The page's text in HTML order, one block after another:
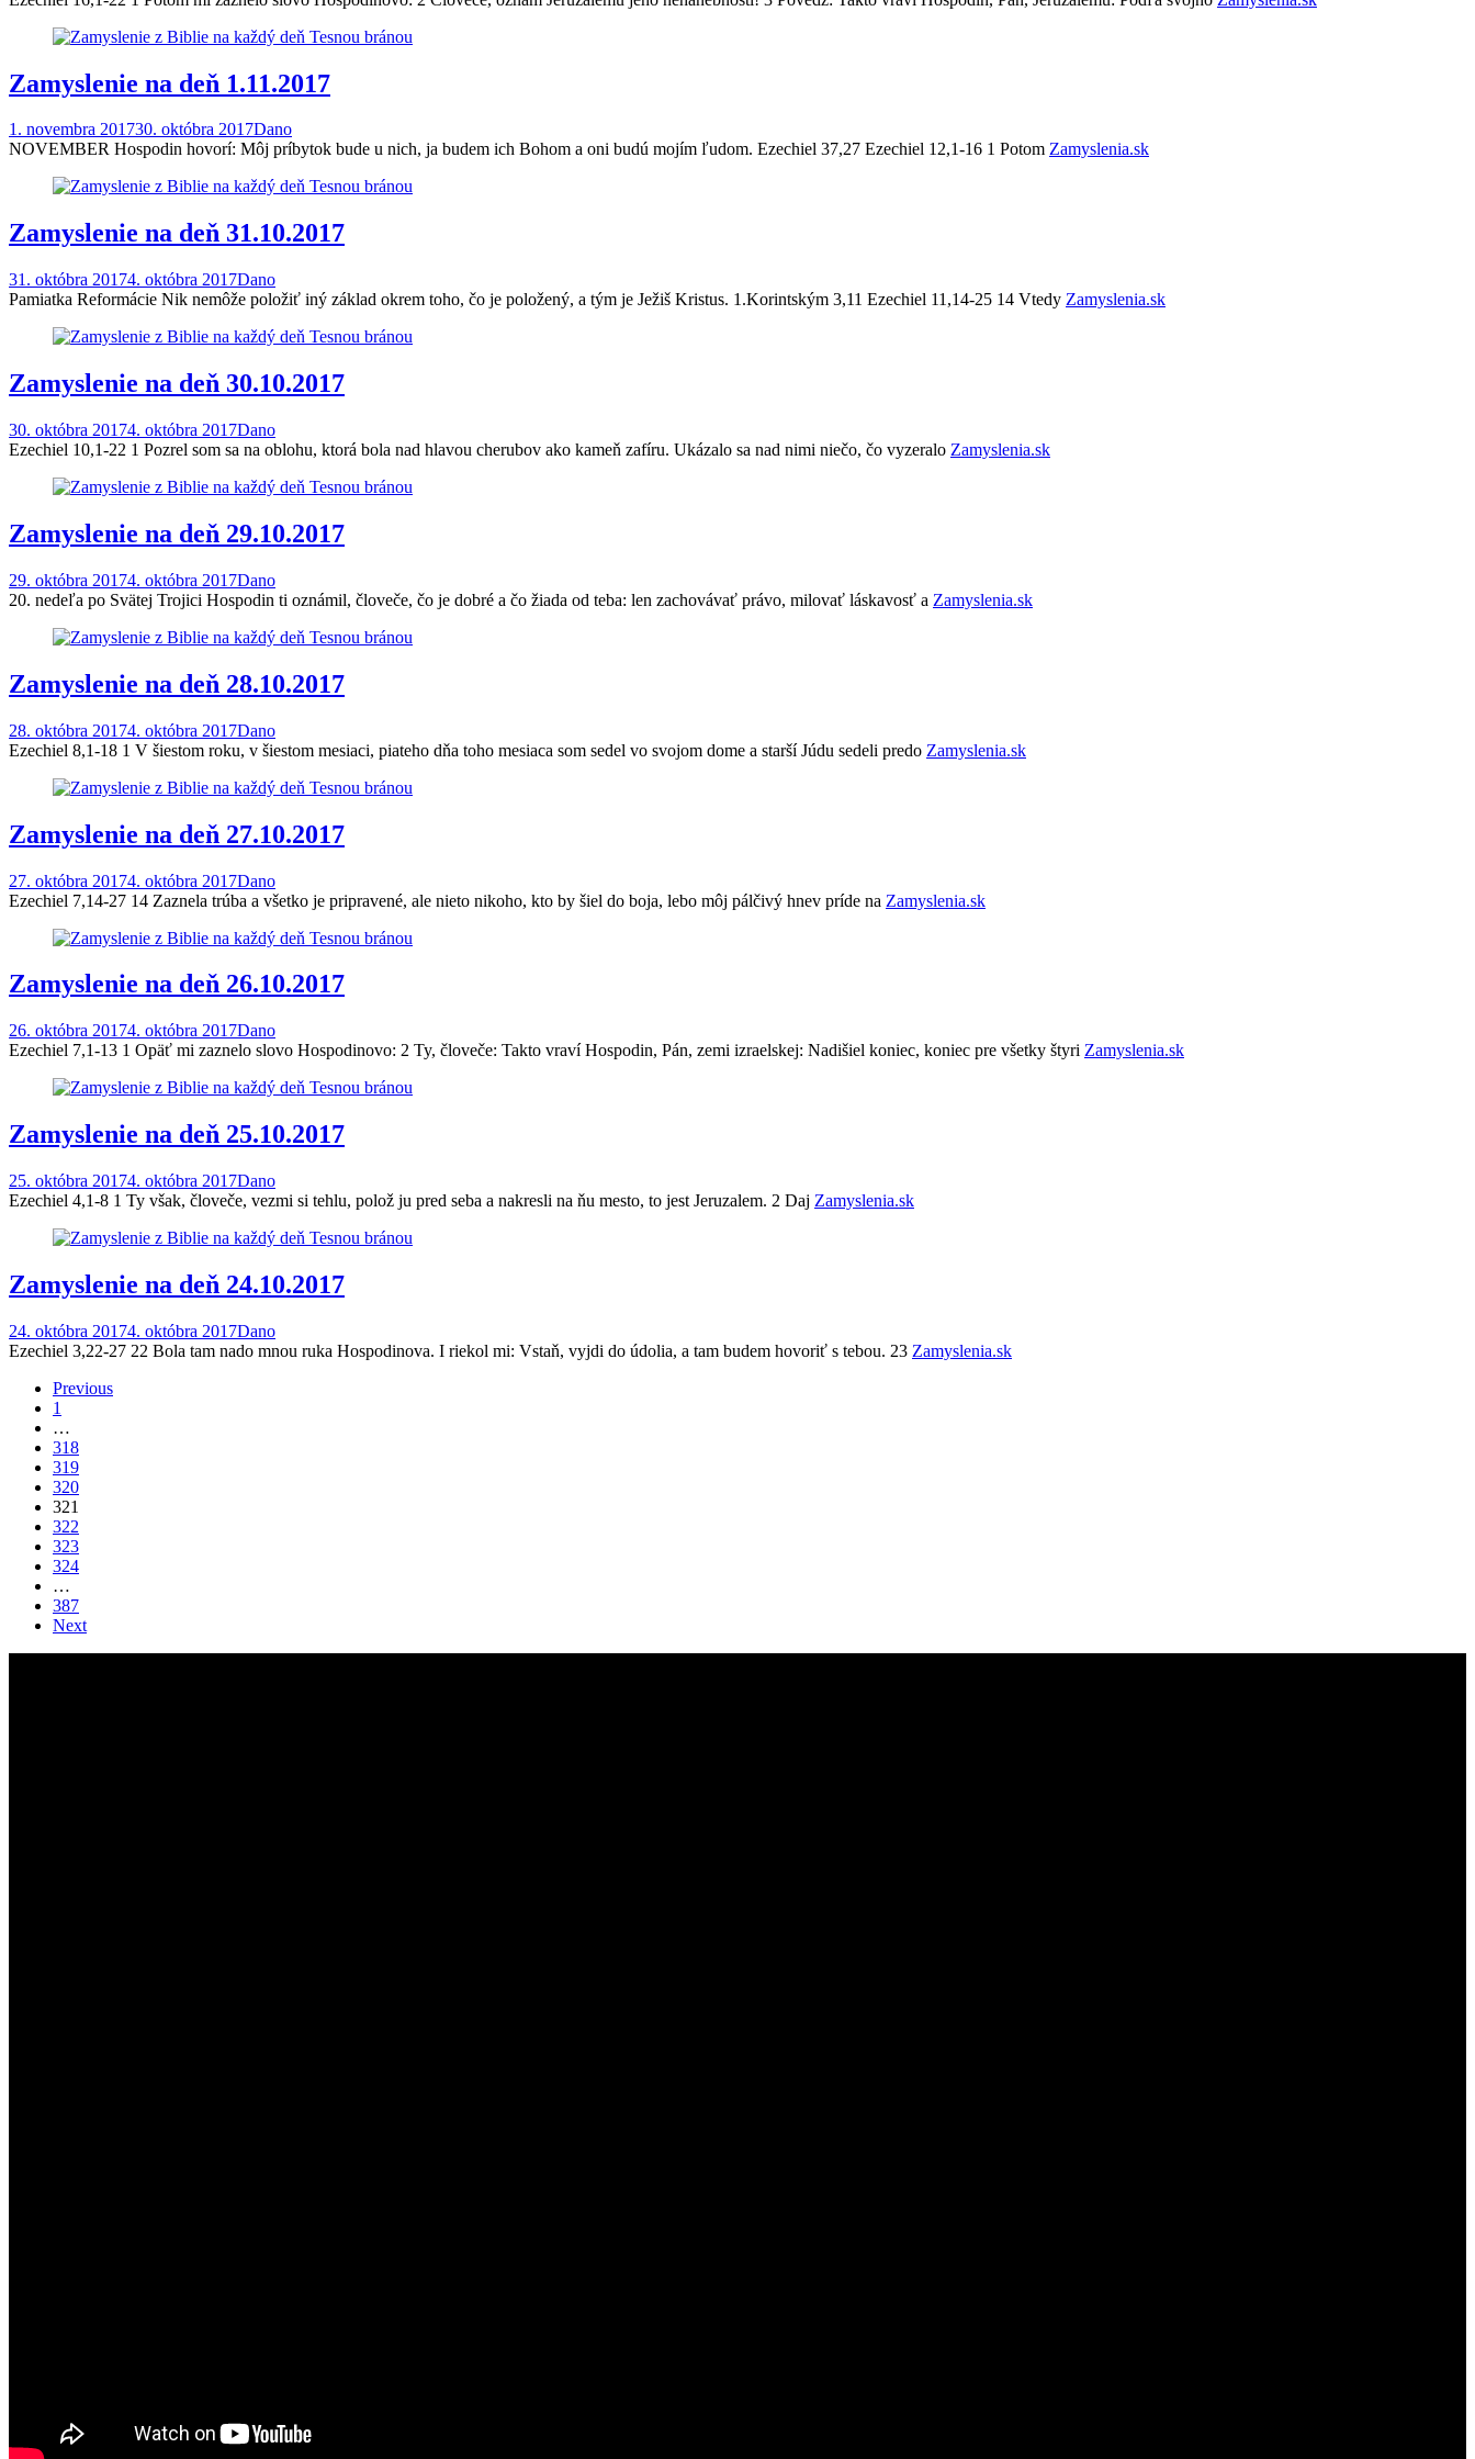
Zamyslenie na deň 1.11.2017
1. novembra 201730. októbra 2017Dano
NOVEMBER Hospodin hovorí: Môj príbytok bude u nich, ja budem ich Bohom a oni budú mojím ľudom. Ezechiel 37,27 Ezechiel 12,1-16 1 Potom Zamyslenia.sk
Zamyslenie na deň 31.10.2017
31. októbra 20174. októbra 2017Dano
Pamiatka Reformácie Nik nemôže položiť iný základ okrem toho, čo je položený, a tým je Ježiš Kristus. 1.Korintským 3,11 Ezechiel 11,14-25 14 Vtedy Zamyslenia.sk
Zamyslenie na deň 30.10.2017
30. októbra 20174. októbra 2017Dano
Ezechiel 10,1-22 1 Pozrel som sa na oblohu, ktorá bola nad hlavou cherubov ako kameň zafíru. Ukázalo sa nad nimi niečo, čo vyzeralo Zamyslenia.sk
Zamyslenie na deň 29.10.2017
29. októbra 20174. októbra 2017Dano
20. nedeľa po Svätej Trojici Hospodin ti oznámil, človeče, čo je dobré a čo žiada od teba: len zachovávať právo, milovať láskavosť a Zamyslenia.sk
Zamyslenie na deň 28.10.2017
28. októbra 20174. októbra 2017Dano
Ezechiel 8,1-18 1 V šiestom roku, v šiestom mesiaci, piateho dňa toho mesiaca som sedel vo svojom dome a starší Júdu sedeli predo Zamyslenia.sk
Zamyslenie na deň 27.10.2017
27. októbra 20174. októbra 2017Dano
Ezechiel 7,14-27 14 Zaznela trúba a všetko je pripravené, ale nieto nikoho, kto by šiel do boja, lebo môj pálčivý hnev príde na Zamyslenia.sk
Zamyslenie na deň 26.10.2017
26. októbra 20174. októbra 2017Dano
Ezechiel 7,1-13 1 Opäť mi zaznelo slovo Hospodinovo: 2 Ty, človeče: Takto vraví Hospodin, Pán, zemi izraelskej: Nadišiel koniec, koniec pre všetky štyri Zamyslenia.sk
Zamyslenie na deň 25.10.2017
25. októbra 20174. októbra 2017Dano
Ezechiel 4,1-8 1 Ty však, človeče, vezmi si tehlu, polož ju pred seba a nakresli na ňu mesto, to jest Jeruzalem. 2 Daj Zamyslenia.sk
Zamyslenie na deň 24.10.2017
24. októbra 20174. októbra 2017Dano
Ezechiel 3,22-27 22 Bola tam nado mnou ruka Hospodinova. I riekol mi: Vstaň, vyjdi do údolia, a tam budem hovoriť s tebou. 23 Zamyslenia.sk
Posts
navigation
Previous
1
…
318
319
320
321
322
323
324
…
387
Next